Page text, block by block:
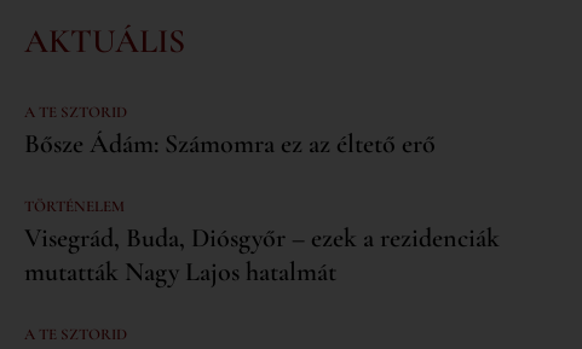
AKTUÁLIS
A TE SZTORID
Bősze Ádám: Számomra ez az éltető erő
TÖRTÉNELEM
Visegrád, Buda, Diósgyőr – ezek a rezidenciák
mutatták Nagy Lajos hatalmát
A TE SZTORID